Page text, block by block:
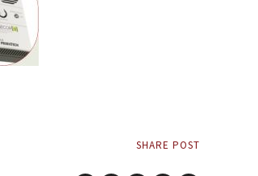
SHARE POST